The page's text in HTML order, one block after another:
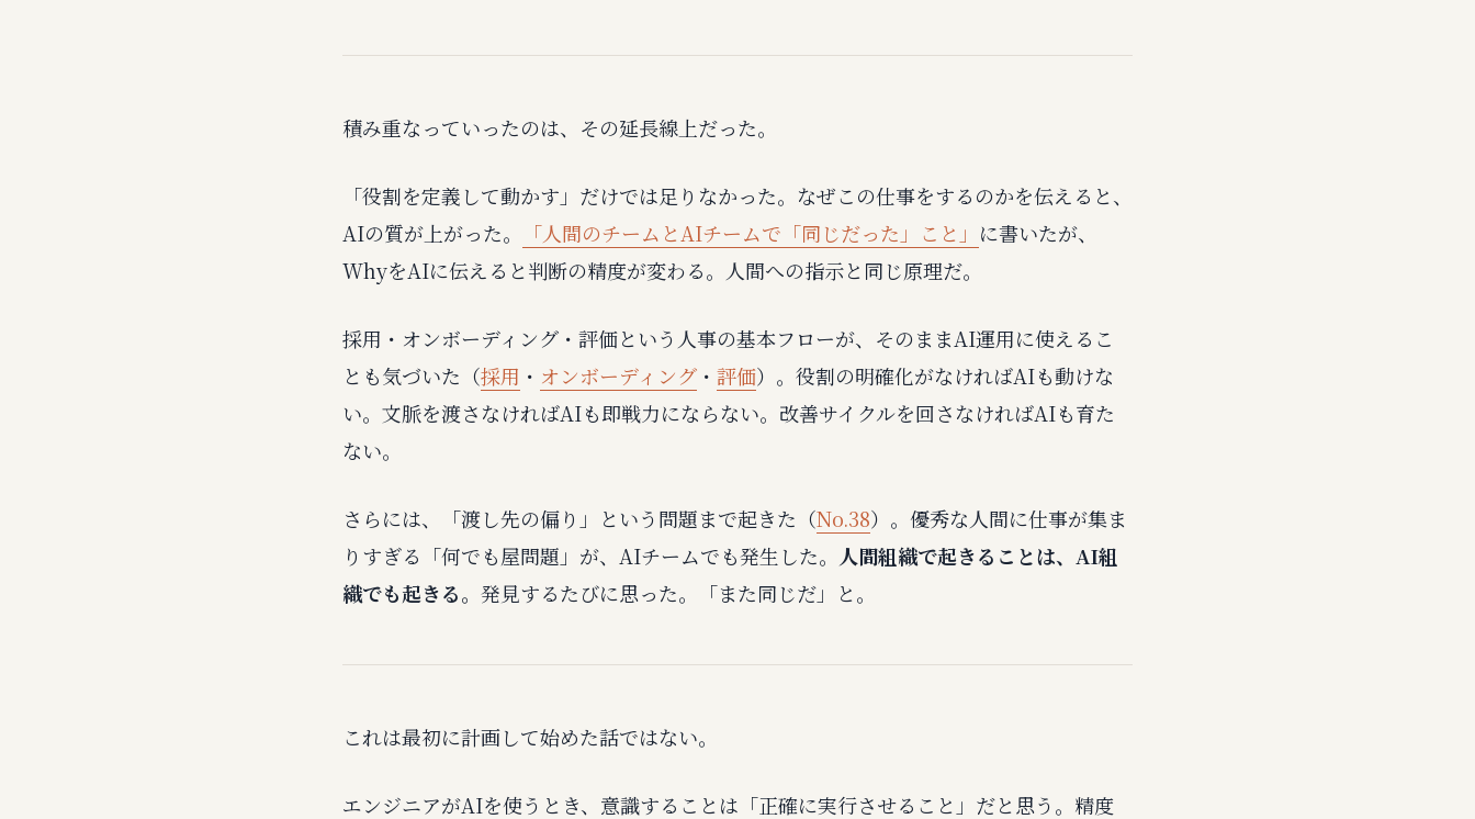
積み重なっていったのは、その延長線上だった。
「役割を定義して動かす」だけでは足りなかった。なぜこの仕事をするのかを伝えると、
AIの質が上がった。
「人間のチームとAIチームで「同じだった」こと」 に書いたが、
WhyをAIに伝えると判断の精度が変わる。人間への指示と同じ原理だ。
採用・オンボーディング・評価という人事の基本フローが、そのままAI運用に使えるこ
とも気づいた（採用 ・ オンボーディング ・ 評価）。役割の明確化がなければAIも動けな
い。文脈を渡さなければAIも即戦力にならない。改善サイクルを回さなければAIも育た
ない。
さらには、「渡し先の偏り」という問題まで起きた（No.38）。優秀な人間に仕事が集ま
りすぎる「何でも屋問題」が、AIチームでも発生した。 人間組織で起きることは、AI組
織でも起きる。 発見するたびに思った。「また同じだ」と。
これは最初に計画して始めた話ではない。
エンジニアがAIを使うとき、意識することは「正確に実行させること」だと思う。精度